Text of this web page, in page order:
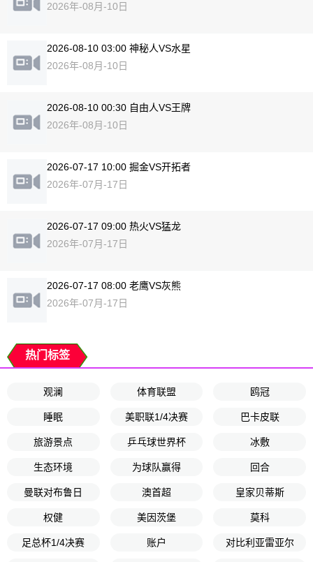
2026年-08月-10日
2026-08-10 03:00 神秘人VS水星
2026年-08月-10日
2026-08-10 00:30 自由人VS王牌
2026年-08月-10日
2026-07-17 10:00 掘金VS开拓者
2026年-07月-17日
2026-07-17 09:00 热火VS猛龙
2026年-07月-17日
2026-07-17 08:00 老鹰VS灰熊
2026年-07月-17日
热门标签
观澜 体育联盟 鸥冠
睡眠 美职联1/4决赛 巴卡皮联
旅游景点 乒乓球世界杯 冰敷
生态环境 为球队赢得 回合
曼联对布鲁日 澳首超 皇家贝蒂斯
权健 美因茨堡 莫科
足总杯1/4决赛 账户 对比利亚雷亚尔